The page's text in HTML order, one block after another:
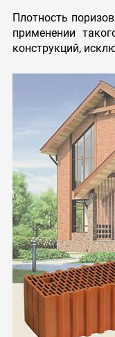
Плотность
применении
конструкций,